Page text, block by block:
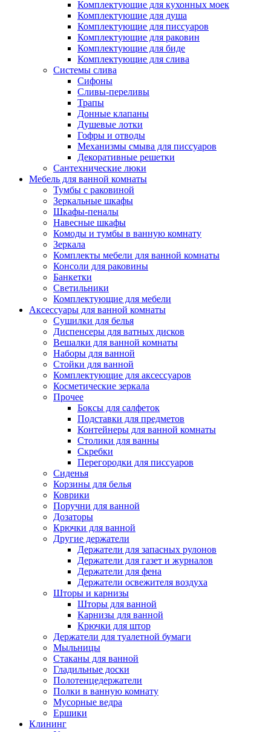
Комплектующие для кухонных моек
Комплектующие для душа
Комплектующие для писсуаров
Комплектующие для раковин
Комплектующие для биде
Комплектующие для слива
Системы слива
Сифоны
Сливы-переливы
Трапы
Донные клапаны
Душевые лотки
Гофры и отводы
Механизмы смыва для писсуаров
Декоративные решетки
Сантехнические люки
Мебель для ванной комнаты
Тумбы с раковиной
Зеркальные шкафы
Шкафы-пеналы
Навесные шкафы
Комоды и тумбы в ванную комнату
Зеркала
Комплекты мебели для ванной комнаты
Консоли для раковины
Банкетки
Светильники
Комплектующие для мебели
Аксессуары для ванной комнаты
Сушилки для белья
Диспенсеры для ватных дисков
Вешалки для ванной комнаты
Наборы для ванной
Стойки для ванной
Комплектующие для аксессуаров
Косметические зеркала
Прочее
Боксы для салфеток
Подставки для предметов
Контейнеры для ванной комнаты
Столики для ванны
Скребки
Перегородки для писсуаров
Сиденья
Корзины для белья
Коврики
Поручни для ванной
Дозаторы
Крючки для ванной
Другие держатели
Держатели для запасных рулонов
Держатели для газет и журналов
Держатели для фена
Держатели освежителя воздуха
Шторы и карнизы
Шторы для ванной
Карнизы для ванной
Крючки для штор
Держатели для туалетной бумаги
Мыльницы
Стаканы для ванной
Гладильные доски
Полотенцедержатели
Полки в ванную комнату
Мусорные ведра
Ершики
Клининг